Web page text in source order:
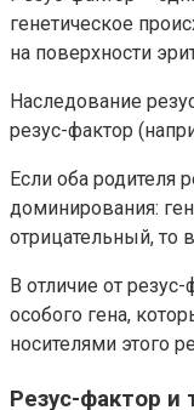
генетическое
на поверхности
Наследование
резус-фактор
Если оба родителя
доминирования:
отрицательный, то
В отличие от
особого гена,
носителями этого
Резус-фактор и